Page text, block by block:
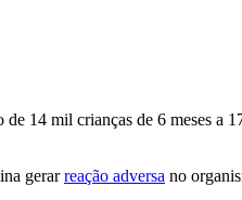
14 mil crianças de 6 meses a
gerarreação adversa no